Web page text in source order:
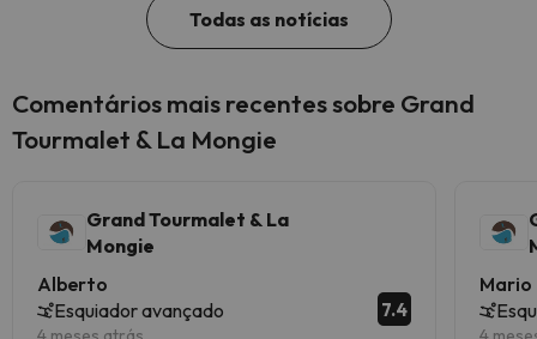
Todas as notícias
Comentários mais recentes sobre Grand
Tourmalet & La Mongie
Grand Tourmalet & La
Mongie
Alberto
Esquiador avançado
7.4
Mario